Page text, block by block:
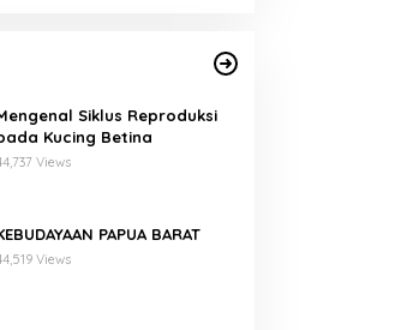
Siklus Reproduksi
Kucing Betina
Views
PAPUA BARAT
Views